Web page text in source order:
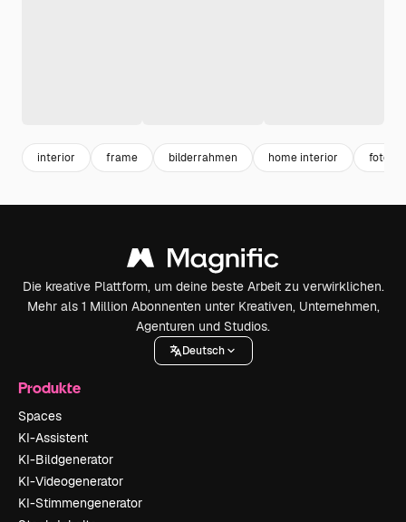
interior frame bilderrahmen home interior
Die kreative Plattform, um deine beste Arbeit zu verwirklichen.
Mehr als 1 Million Abonnenten unter Kreativen, Unternehmen,
Agenturen und Studios.
Deutsch
Produkte
Spaces
KI-Assistent
KI-Bildgenerator
KI-Videogenerator
KI-Stimmengenerator